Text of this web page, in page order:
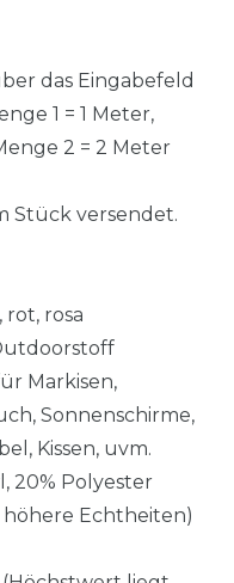
das Eingabefeld
1 = 1 Meter,
2 = 2 Meter
Stück versendet.
rot, rosa
Markisen,
Sonnenschirme,
Kissen, uvm.
20% Polyester
Echtheiten)